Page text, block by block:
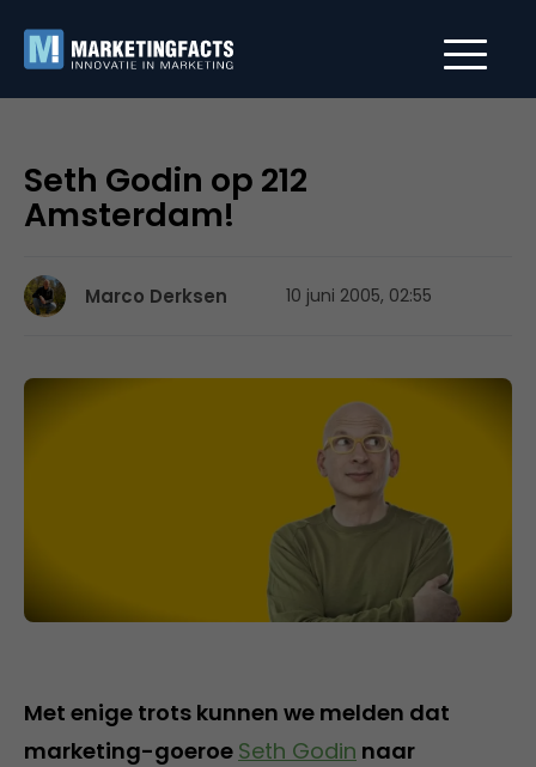
Seth Godin op 212
Amsterdam!
Marco Derksen 10 juni 2005, 02:55
Met enige trots kunnen we melden dat
marketing-goeroe Seth Godin naar